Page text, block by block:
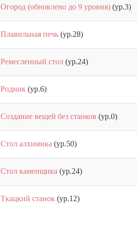
Огород (обновлено до 9 уровня) (ур.3)
Плавильная печь (ур.28)
Ремесленный стол (ур.24)
Родник (ур.6)
Создание вещей без станков (ур.0)
Стол алхимика (ур.50)
Стол каменщика (ур.24)
Ткацкий станок (ур.12)